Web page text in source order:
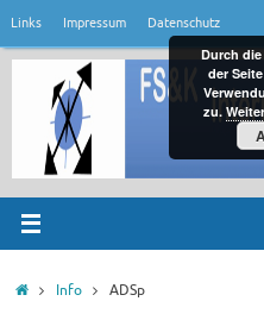
Inhalt
springen
Links Impressum Datenschutz
Startseite
Info ADSp
Durch
der
zu.